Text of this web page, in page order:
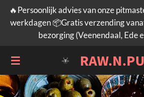
Ga
direct
hoofdinhoud
🔥Persoonlijk advies van onze
werkdagen 📦Gratis verzending
bezorging (Veenendaal, Ede